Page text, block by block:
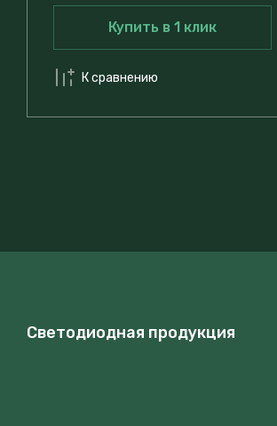
Купить в 1 клик
К сравнению
Светодиодная продукция